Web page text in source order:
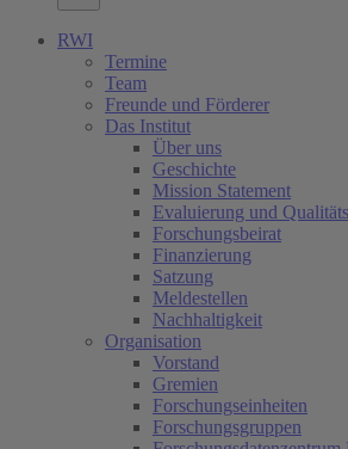
RWI
Termine
Team
Freunde und Förderer
Das Institut
Über uns
Geschichte
Mission Statement
Evaluierung und
Forschungsbeirat
Finanzierung
Satzung
Meldestellen
Nachhaltigkeit
Organisation
Vorstand
Gremien
Forschungseinheiten
Forschungsgruppen